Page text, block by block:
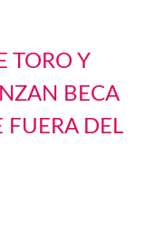
TORO Y
BECA
FUERA DEL